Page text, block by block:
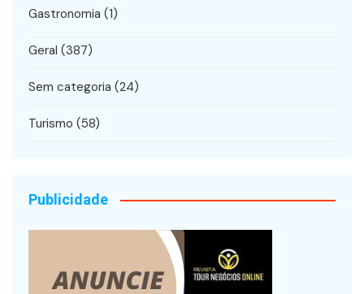
Gastronomia (1)
Geral (387)
Sem categoria (24)
Turismo (58)
Publicidade